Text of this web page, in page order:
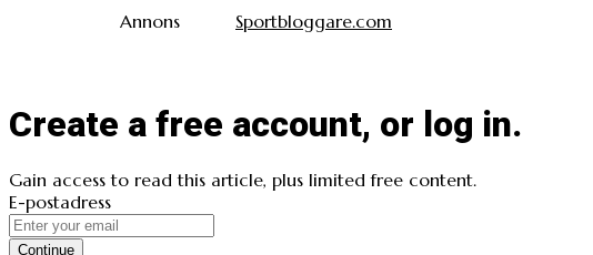
Annons Sportbloggare.com
Create a free account, or log in.
Gain access to read this article, plus limited free content.
E-postadress
Continue